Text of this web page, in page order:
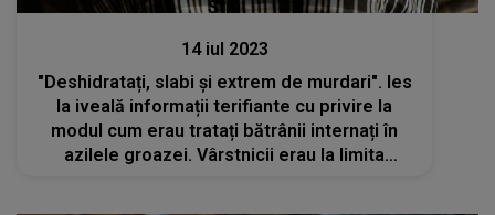
Stiri
14 iul 2023
"Deshidratați, slabi și extrem de murdari". Ies
la iveală informații terifiante cu privire la
modul cum erau tratați bătrânii internați în
azilele groazei. Vârstnicii erau la limita